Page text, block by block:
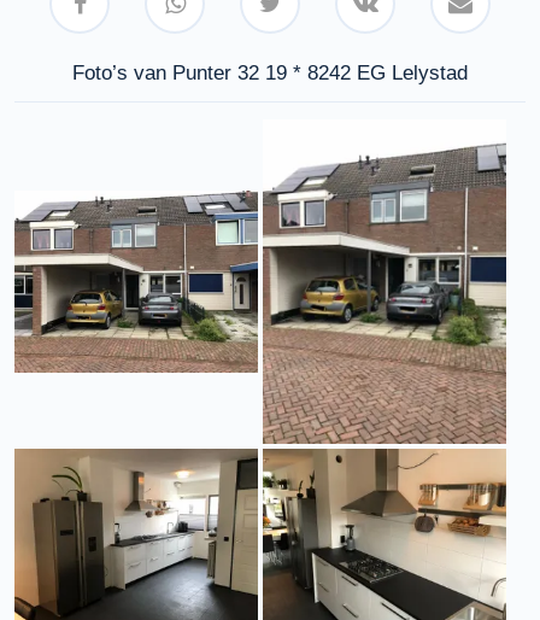
Foto’s van Punter 32 19 * 8242 EG Lelystad